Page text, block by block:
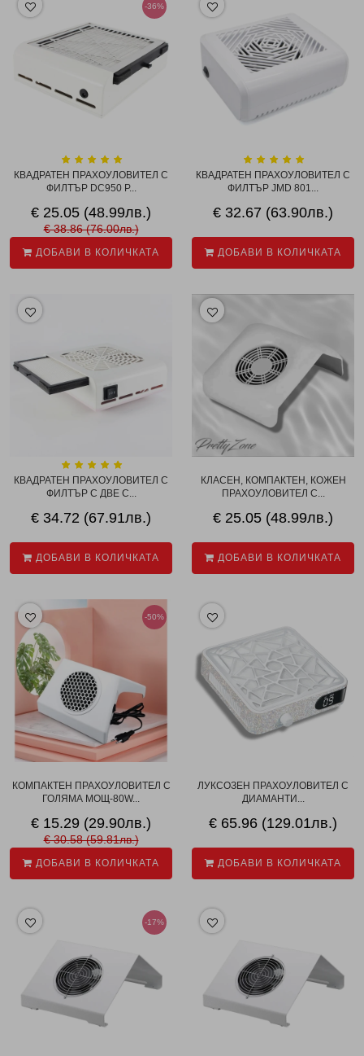
-36%
КВАДРАТЕН ПРАХОУЛОВИТЕЛ С
ФИЛТЪР DC950 Р...
€ 25.05 (48.99лв.)
€ 38.86 (76.00лв.)
ДОБАВИ В КОЛИЧКАТА
КВАДРАТЕН ПРАХОУЛОВИТЕЛ С
ФИЛТЪР JMD 801...
€ 32.67 (63.90лв.)
ДОБАВИ В КОЛИЧКАТА
КВАДРАТЕН ПРАХОУЛОВИТЕЛ С
ФИЛТЪР С ДВЕ С...
€ 34.72 (67.91лв.)
ДОБАВИ В КОЛИЧКАТА
КЛАСЕН, КОМПАКТЕН, КОЖЕН
ПРАХОУЛОВИТЕЛ С...
€ 25.05 (48.99лв.)
ДОБАВИ В КОЛИЧКАТА
-50%
КОМПАКТЕН ПРАХОУЛОВИТЕЛ С
ГОЛЯМА МОЩ-80W...
€ 15.29 (29.90лв.)
€ 30.58 (59.81лв.)
ДОБАВИ В КОЛИЧКАТА
ЛУКСОЗЕН ПРАХОУЛОВИТЕЛ С
ДИАМАНТИ...
€ 65.96 (129.01лв.)
ДОБАВИ В КОЛИЧКАТА
-17%